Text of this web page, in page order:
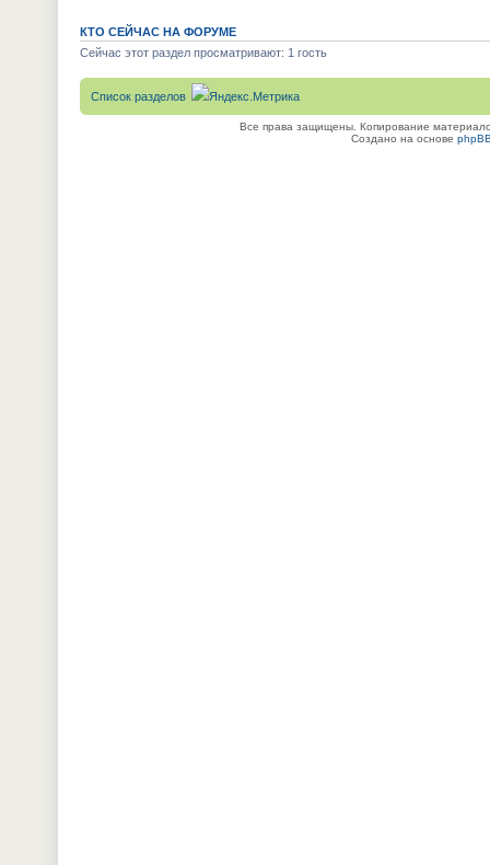
КТО СЕЙЧАС НА ФОРУМЕ
Сейчас этот раздел просматривают: 1 гость
Список разделов
Все права защищены. Копирование
Создано на основе